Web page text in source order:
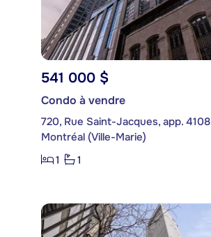
541 000 $
Condo à vendre
720, Rue Saint-Jacques, app. 4108
Montréal (Ville-Marie)
1
1